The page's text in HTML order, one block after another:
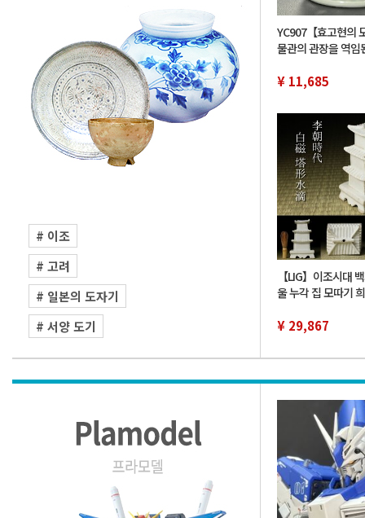
# 이조
# 고려
# 일본의 도자기
# 서양 도기
YC907【효고현의
물관의 관장을 역임
색 투필통 필립 서
¥ 11,685
【LIG】이조시대
울 누각 집 모따기
품 2607.870
¥ 29,867